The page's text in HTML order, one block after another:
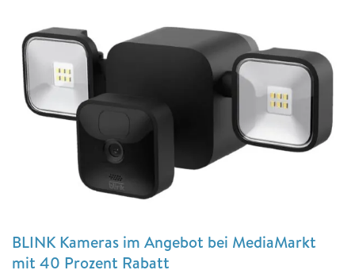
BLINK Kameras im Angebot bei MediaMarkt
mit 40 Prozent Rabatt